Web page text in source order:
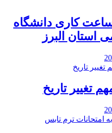
کاری دانشگاه
استان البرز
تغییر تاریخ